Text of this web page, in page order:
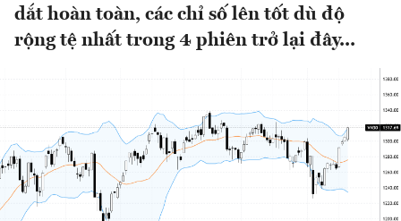
dắt hoàn toàn, các chỉ số lên tốt dù độ
rộng tệ nhất trong 4 phiên trở lại đây...